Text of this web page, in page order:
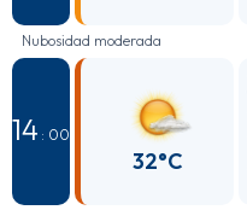
Nubosidad moderada
14 : 00
32°C